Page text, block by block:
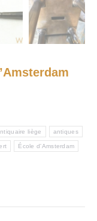
liège antiques
École d'Amsterdam